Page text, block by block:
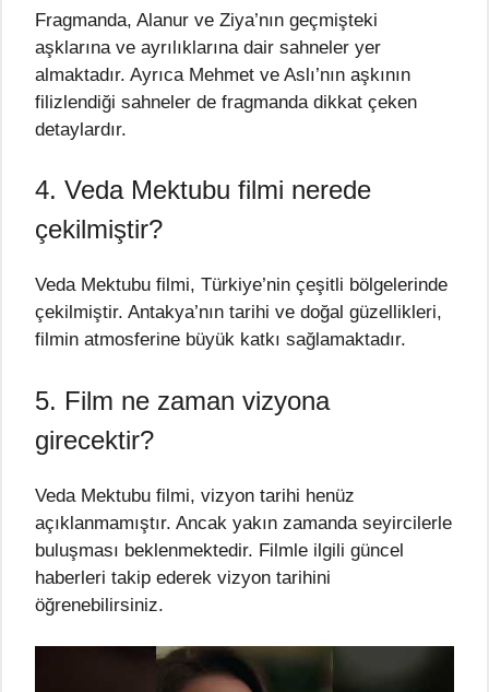
Fragmanda, Alanur ve Ziya’nın geçmişteki
aşklarına ve ayrılıklarına dair sahneler yer
almaktadır. Ayrıca Mehmet ve Aslı’nın aşkının
filizlendiği sahneler de fragmanda dikkat çeken
detaylardır.
4. Veda Mektubu filmi nerede
çekilmiştir?
Veda Mektubu filmi, Türkiye’nin çeşitli bölgelerinde
çekilmiştir. Antakya’nın tarihi ve doğal güzellikleri,
filmin atmosferine büyük katkı sağlamaktadır.
5. Film ne zaman vizyona
girecektir?
Veda Mektubu filmi, vizyon tarihi henüz
açıklanmamıştır. Ancak yakın zamanda seyircilerle
buluşması beklenmektedir. Filmle ilgili güncel
haberleri takip ederek vizyon tarihini
öğrenebilirsiniz.